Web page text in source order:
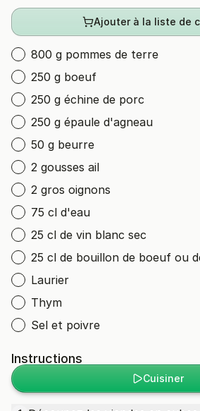
Ajouter à la liste de
800 g pommes de terre
250 g boeuf
250 g échine de porc
250 g épaule d'agneau
50 g beurre
2 gousses ail
2 gros oignons
75 cl d'eau
25 cl de vin blanc sec
25 cl de bouillon de boeuf ou
Laurier
Thym
Sel et poivre
Instructions
Cuisiner